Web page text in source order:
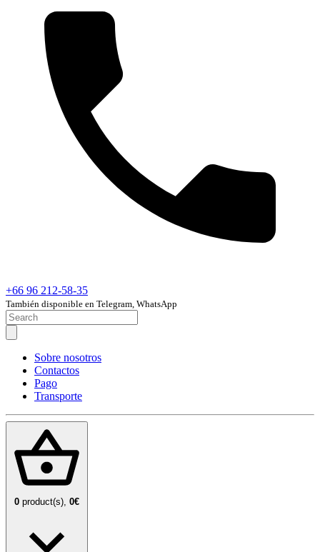
+66 96 212-58-35
También disponible en Telegram, WhatsApp
Sobre nosotros
Contactos
Pago
Transporte
0 product(s), 0€